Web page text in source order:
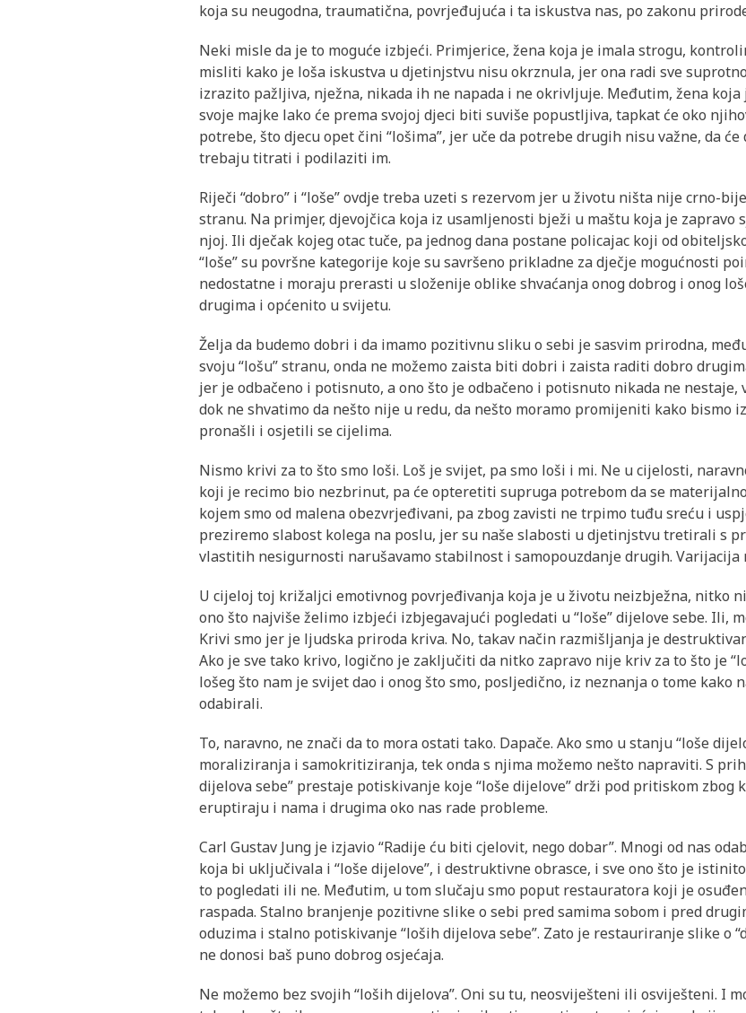
koja su neugodna, traumatična, povrjeđujuća i ta iskustva nas, po zakonu
Neki misle da je to moguće izbjeći. Primjerice, žena koja je imala strogu,
misliti kako je loša iskustva u djetinjstvu nisu okrznula, jer ona radi sve
izrazito pažljiva, nježna, nikada ih ne napada i ne okrivljuje. Međutim, žena
svoje majke lako će prema svojoj djeci biti suviše popustljiva, tapkat će oko
potrebe, što djecu opet čini “lošima”, jer uče da potrebe drugih nisu važne, da
trebaju titrati i podilaziti im.
Riječi “dobro” i “loše” ovdje treba uzeti s rezervom jer u životu ništa nije crno-
stranu. Na primjer, djevojčica koja iz usamljenosti bježi u maštu koja je zapravo
njoj. Ili dječak kojeg otac tuče, pa jednog dana postane policajac koji od
“loše” su površne kategorije koje su savršeno prikladne za dječje mogućnosti
nedostatne i moraju prerasti u složenije oblike shvaćanja onog dobrog i onog
drugima i općenito u svijetu.
Želja da budemo dobri i da imamo pozitivnu sliku o sebi je sasvim prirodna,
svoju “lošu” stranu, onda ne možemo zaista biti dobri i zaista raditi dobro
jer je odbačeno i potisnuto, a ono što je odbačeno i potisnuto nikada ne nestaje,
dok ne shvatimo da nešto nije u redu, da nešto moramo promijeniti kako bismo
pronašli i osjetili se cijelima.
Nismo krivi za to što smo loši. Loš je svijet, pa smo loši i mi. Ne u cijelosti,
koji je recimo bio nezbrinut, pa će opteretiti supruga potrebom da se
kojem smo od malena obezvrjeđivani, pa zbog zavisti ne trpimo tuđu sreću i
preziremo slabost kolega na poslu, jer su naše slabosti u djetinjstvu tretirali s
vlastitih nesigurnosti narušavamo stabilnost i samopouzdanje drugih. Varijacija
U cijeloj toj križaljci emotivnog povrjeđivanja koja je u životu neizbježna, nitko
ono što najviše želimo izbjeći izbjegavajući pogledati u “loše” dijelove sebe. Ili,
Krivi smo jer je ljudska priroda kriva. No, takav način razmišljanja je
Ako je sve tako krivo, logično je zaključiti da nitko zapravo nije kriv za to što je
lošeg što nam je svijet dao i onog što smo, posljedično, iz neznanja o tome kako
odabirali.
To, naravno, ne znači da to mora ostati tako. Dapače. Ako smo u stanju “loše
moraliziranja i samokritiziranja, tek onda s njima možemo nešto napraviti. S
dijelova sebe” prestaje potiskivanje koje “loše dijelove” drži pod pritiskom zbog
eruptiraju i nama i drugima oko nas rade probleme.
Carl Gustav Jung je izjavio “Radije ću biti cjelovit, nego dobar”. Mnogi od nas
koja bi uključivala i “loše dijelove”, i destruktivne obrasce, i sve ono što je
to pogledati ili ne. Međutim, u tom slučaju smo poput restauratora koji je
raspada. Stalno branjenje pozitivne slike o sebi pred samima sobom i pred
oduzima i stalno potiskivanje “loših dijelova sebe”. Zato je restauriranje slike o
ne donosi baš puno dobrog osjećaja.
Ne možemo bez svojih “loših dijelova”. Oni su tu, neosviješteni ili osviješteni. I